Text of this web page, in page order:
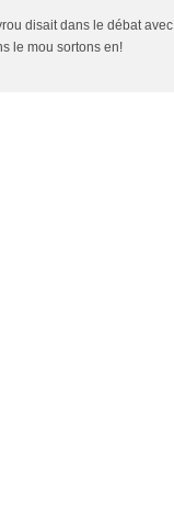
disait dans le débat avec
le mou sortons en!